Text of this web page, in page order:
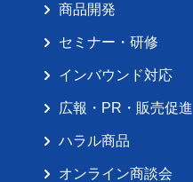
商品開発
セミナー・研修
インバウンド対応
広報・PR・販売促進
ハラル商品
オンライン商談会